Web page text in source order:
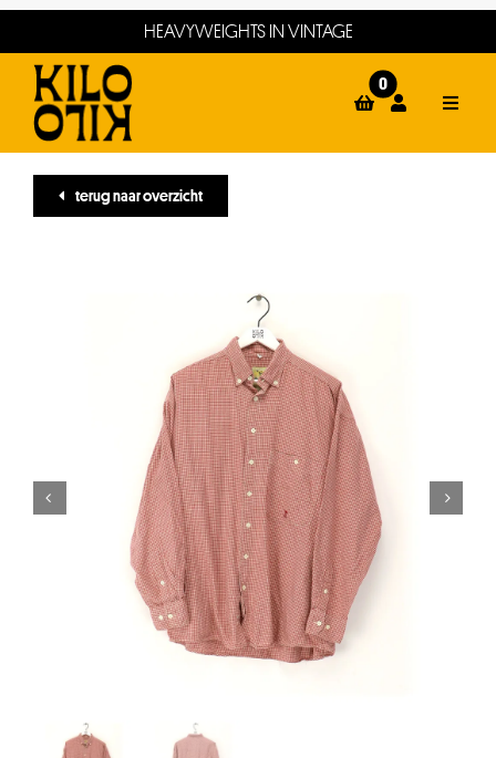
Ga
inhoud
HEAVYWEIGHTS IN VINTAGE
0
Toggle
home
webshop
terug naar overzicht
 